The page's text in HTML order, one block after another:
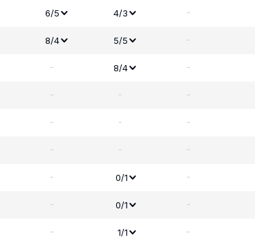
6/5 4/3 -
8/4 5/5 -
- 8/4 -
- - -
- - -
- - -
- 0/1 -
- 0/1 -
- 1/1 -